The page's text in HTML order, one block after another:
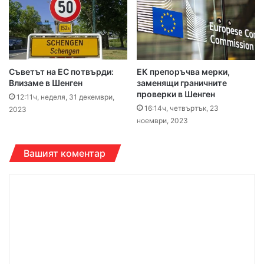
Съветът на ЕС потвърди:
Влизаме в Шенген
12:11ч, неделя, 31 декември,
2023
ЕК препоръчва мерки,
заменящи граничните
проверки в Шенген
16:14ч, четвъртък, 23
ноември, 2023
Вашият коментар